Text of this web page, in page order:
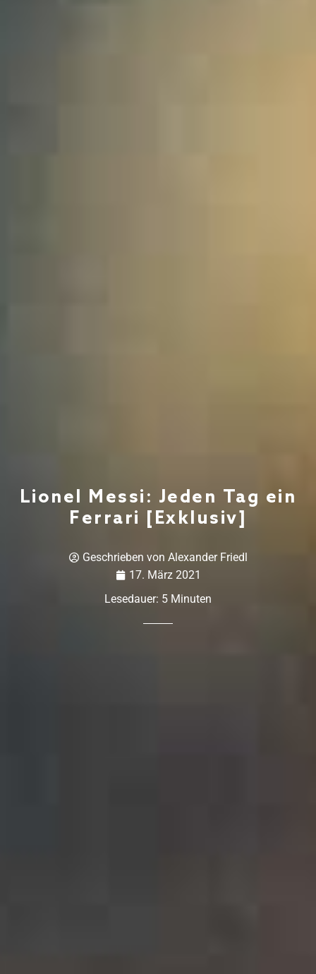
Lionel Messi: Jeden Tag ein
Ferrari [Exklusiv]
Geschrieben von Alexander Friedl
17. März 2021
Lesedauer: 5 Minuten